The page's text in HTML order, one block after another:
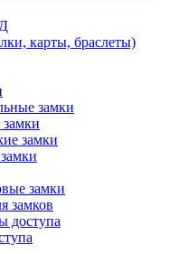
карты, браслеты)
замки
замки
замки
замков
доступа